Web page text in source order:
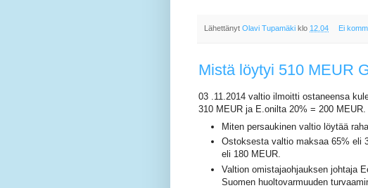
Lähettänyt Olavi Tupamäki klo 12.04 Ei
Mistä löytyi 510 MEUR
03 .11.2014 valtio ilmoitti ostaneensa
310 MEUR ja E.onilta 20% = 200
Miten persaukinen valtio löytää
Ostoksesta valtio maksaa 65% eli
eli 180 MEUR.
Valtion omistajaohjauksen johtaja
Suomen huoltovarmuuden